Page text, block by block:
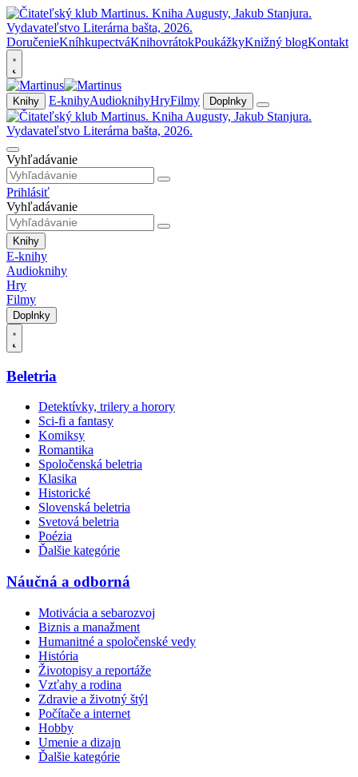
DoručenieKníhkupectváKnihovrátokPoukážkyKnižný blogKontakt
Knihy E-knihyAudioknihyHryFilmy Doplnky
Vyhľadávanie
Prihlásiť
Vyhľadávanie
Knihy
E-knihy
Audioknihy
Hry
Filmy
Doplnky
Beletria
Detektívky, trilery a horory
Sci-fi a fantasy
Komiksy
Romantika
Spoločenská beletria
Klasika
Historické
Slovenská beletria
Svetová beletria
Poézia
Ďalšie kategórie
Náučná a odborná
Motivácia a sebarozvoj
Biznis a manažment
Humanitné a spoločenské vedy
História
Životopisy a reportáže
Vzťahy a rodina
Zdravie a životný štýl
Počítače a internet
Hobby
Umenie a dizajn
Ďalšie kategórie